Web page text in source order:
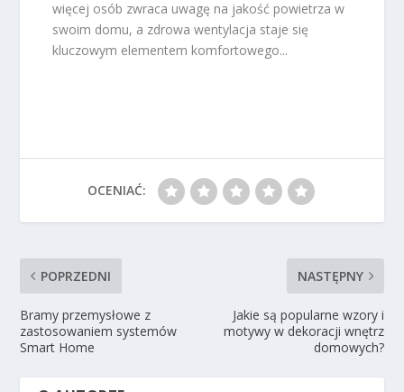
więcej osób zwraca uwagę na jakość powietrza w
swoim domu, a zdrowa wentylacja staje się
kluczowym elementem komfortowego...
OCENIAĆ:
POPRZEDNI
Bramy przemysłowe z
zastosowaniem systemów
Smart Home
NASTĘPNY
Jakie są popularne wzory i
motywy w dekoracji wnętrz
domowych?